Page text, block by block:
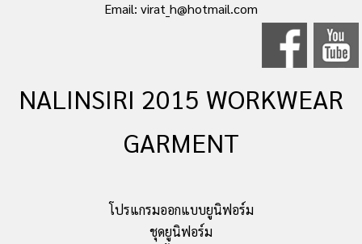
Email: virat_h@hotmail.com
NALINSIRI 2015 WORKWEAR
GARMENT
โปรแกรมออกแบบยูนิฟอร์ม
ชุดยูนิฟอร์ม